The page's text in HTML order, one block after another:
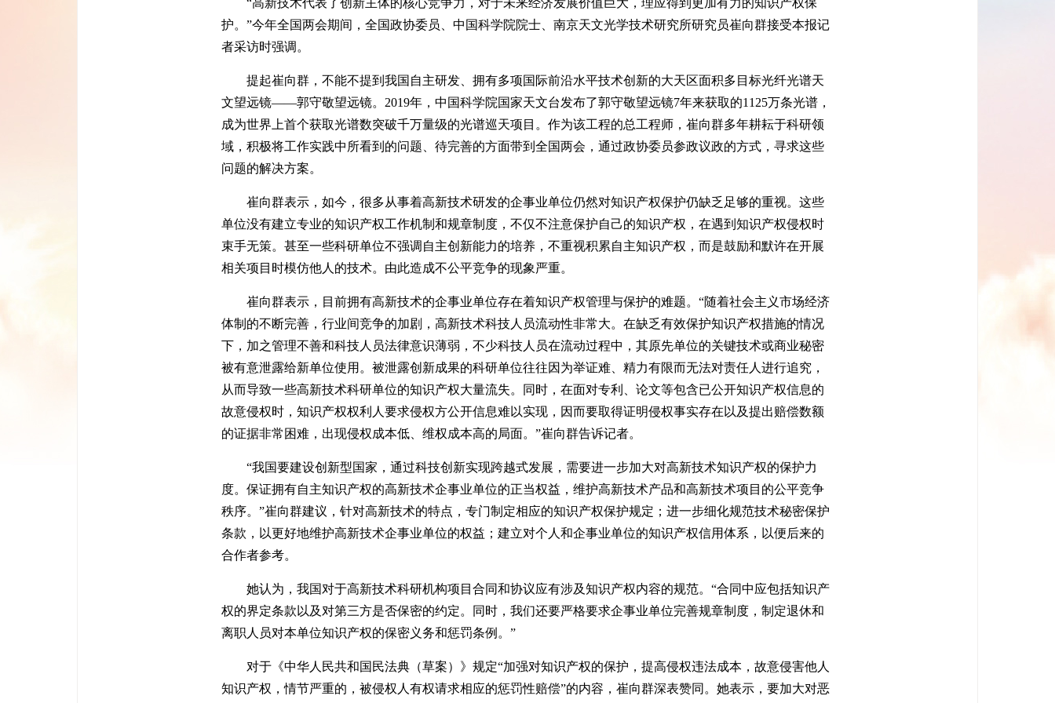
“高新技术代表了创新主体的核心竞争力，对于未来经济发展价值巨大，理应得到更加有力的知识产权保
护。”今年全国两会期间，全国政协委员、中国科学院院士、南京天文光学技术研究所研究员崔向群接受本报记
者采访时强调。
提起崔向群，不能不提到我国自主研发、拥有多项国际前沿水平技术创新的大天区面积多目标光纤光谱天
文望远镜——郭守敬望远镜。2019年，中国科学院国家天文台发布了郭守敬望远镜7年来获取的1125万条光谱，
成为世界上首个获取光谱数突破千万量级的光谱巡天项目。作为该工程的总工程师，崔向群多年耕耘于科研领
域，积极将工作实践中所看到的问题、待完善的方面带到全国两会，通过政协委员参政议政的方式，寻求这些
问题的解决方案。
崔向群表示，如今，很多从事着高新技术研发的企事业单位仍然对知识产权保护仍缺乏足够的重视。这些
单位没有建立专业的知识产权工作机制和规章制度，不仅不注意保护自己的知识产权，在遇到知识产权侵权时
束手无策。甚至一些科研单位不强调自主创新能力的培养，不重视积累自主知识产权，而是鼓励和默许在开展
相关项目时模仿他人的技术。由此造成不公平竞争的现象严重。
崔向群表示，目前拥有高新技术的企事业单位存在着知识产权管理与保护的难题。“随着社会主义市场经济
体制的不断完善，行业间竞争的加剧，高新技术科技人员流动性非常大。在缺乏有效保护知识产权措施的情况
下，加之管理不善和科技人员法律意识薄弱，不少科技人员在流动过程中，其原先单位的关键技术或商业秘密
被有意泄露给新单位使用。被泄露创新成果的科研单位往往因为举证难、精力有限而无法对责任人进行追究，
从而导致一些高新技术科研单位的知识产权大量流失。同时，在面对专利、论文等包含已公开知识产权信息的
故意侵权时，知识产权权利人要求侵权方公开信息难以实现，因而要取得证明侵权事实存在以及提出赔偿数额
的证据非常困难，出现侵权成本低、维权成本高的局面。”崔向群告诉记者。
“我国要建设创新型国家，通过科技创新实现跨越式发展，需要进一步加大对高新技术知识产权的保护力
度。保证拥有自主知识产权的高新技术企事业单位的正当权益，维护高新技术产品和高新技术项目的公平竞争
秩序。”崔向群建议，针对高新技术的特点，专门制定相应的知识产权保护规定；进一步细化规范技术秘密保护
条款，以更好地维护高新技术企事业单位的权益；建立对个人和企事业单位的知识产权信用体系，以便后来的
合作者参考。
她认为，我国对于高新技术科研机构项目合同和协议应有涉及知识产权内容的规范。“合同中应包括知识产
权的界定条款以及对第三方是否保密的约定。同时，我们还要严格要求企事业单位完善规章制度，制定退休和
离职人员对本单位知识产权的保密义务和惩罚条例。”
对于《中华人民共和国民法典（草案）》规定“加强对知识产权的保护，提高侵权违法成本，故意侵害他人
知识产权，情节严重的，被侵权人有权请求相应的惩罚性赔偿”的内容，崔向群深表赞同。她表示，要加大对恶